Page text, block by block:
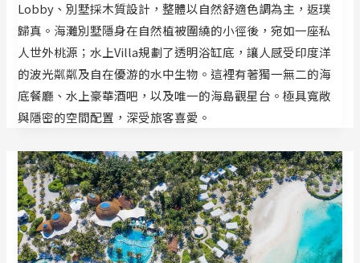
Lobby、別墅採木質設計，整體以自然舒適色調為主，返璞
歸真。海灘別墅隱身在自然植被圍繞的小徑後，宛如一座私
人世外桃源；水上Villa規劃了透明浴缸底，讓人感受印度洋
的波光粼粼及自在優游的水中生物。這裡有著獨一無二的海
底餐廳、水上豪華酒吧，以及唯一的海島觀星台。極具寬敞
與隱密的空間配置，深受旅客喜愛。